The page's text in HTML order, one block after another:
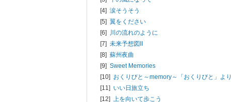
[4] 涙そうそう
[5] 翼をください
[6] 川の流れのように
[7] 未来予想図II
[8] 蘇州夜曲
[9] Sweet Memories
[10] おくりびと～memory～「おくりびと」より
[11] いい日旅立ち
[12] 上を向いて歩こう